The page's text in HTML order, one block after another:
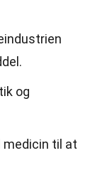
og
medicin til at